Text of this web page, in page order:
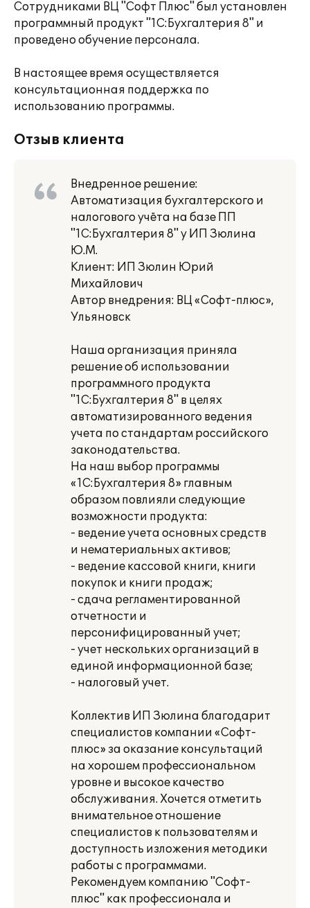
Сотрудниками ВЦ "Софт Плюс" был установлен
программный продукт "1С:Бухгалтерия 8" и
проведено обучение персонала.
В настоящее время осуществляется
консультационная поддержка по
использованию программы.
Отзыв клиента
Внедренное решение:
Автоматизация бухгалтерского и
налогового учёта на базе ПП
"1С:Бухгалтерия 8" у ИП Зюлина
Ю.М.
Клиент: ИП Зюлин Юрий
Михайлович
Автор внедрения: ВЦ «Софт-плюс»,
Ульяновск
Наша организация приняла
решение об использовании
программного продукта
"1С:Бухгалтерия 8" в целях
автоматизированного ведения
учета по стандартам российского
законодательства.
На наш выбор программы
«1С:Бухгалтерия 8» главным
образом повлияли следующие
возможности продукта:
- ведение учета основных средств
и нематериальных активов;
- ведение кассовой книги, книги
покупок и книги продаж;
- сдача регламентированной
отчетности и
персонифицированный учет;
- учет нескольких организаций в
единой информационной базе;
- налоговый учет.
Коллектив ИП Зюлина благодарит
специалистов компании «Софт-
плюс» за оказание консультаций
на хорошем профессиональном
уровне и высокое качество
обслуживания. Хочется отметить
внимательное отношение
специалистов к пользователям и
доступность изложения методики
работы с программами.
Рекомендуем компанию "Софт-
плюс" как профессионала и